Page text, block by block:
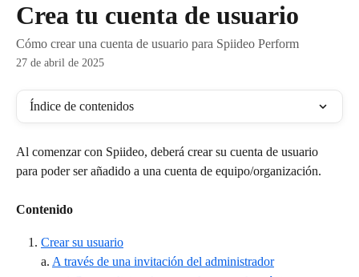
Crea tu cuenta de usuario
Cómo crear una cuenta de usuario para Spiideo Perform
27 de abril de 2025
Índice de contenidos
Al comenzar con Spiideo, deberá crear su cuenta de usuario
para poder ser añadido a una cuenta de equipo/organización.
Contenido
Crear su usuario
a. A través de una invitación del administrador